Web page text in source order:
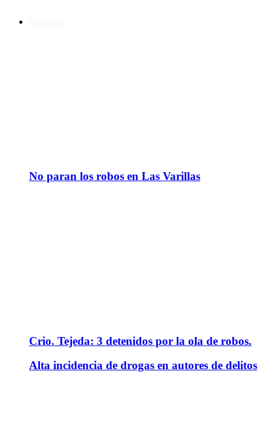
No paran los robos en Las Varillas
Crio. Tejeda: 3 detenidos por la ola de robos.
Alta incidencia de drogas en autores de delitos